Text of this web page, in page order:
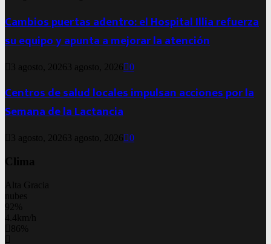
Cambios puertas adentro: el Hospital Illia refuerza
su equipo y apunta a mejorar la atención
3 agosto, 2026 3 agosto, 2026 0
Centros de salud locales impulsan acciones por la
Semana de la Lactancia
3 agosto, 2026 3 agosto, 2026 0
Clima
Alta Gracia
nubes
92%
4.4km/h
86%